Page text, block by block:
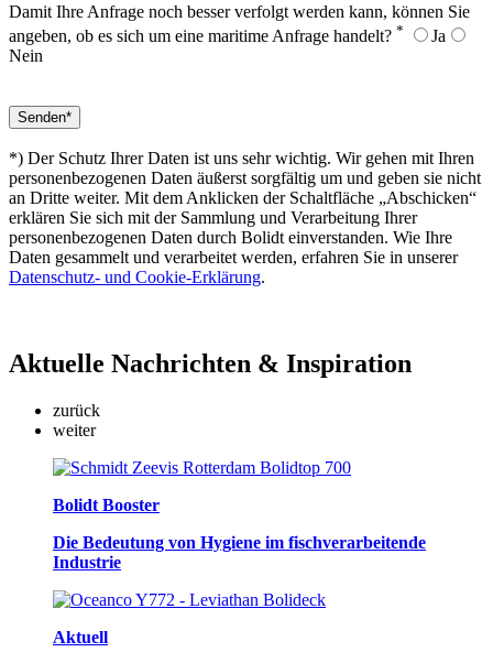
Damit Ihre Anfrage noch besser verfolgt werden kann, können Sie
angeben, ob es sich um eine maritime Anfrage handelt? *
Ja
Nein
*) Der Schutz Ihrer Daten ist uns sehr wichtig. Wir gehen mit Ihren
personenbezogenen Daten äußerst sorgfältig um und geben sie nicht
an Dritte weiter. Mit dem Anklicken der Schaltfläche „Abschicken“
erklären Sie sich mit der Sammlung und Verarbeitung Ihrer
personenbezogenen Daten durch Bolidt einverstanden. Wie Ihre
Daten gesammelt und verarbeitet werden, erfahren Sie in unserer
Datenschutz- und Cookie-Erklärung.
Aktuelle Nachrichten & Inspiration
zurück
weiter
Bolidt Booster
Die Bedeutung von Hygiene im fischverarbeitende
Industrie
Aktuell